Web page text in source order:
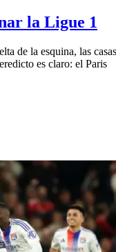
la Ligue 1
de la esquina, las casas
es claro: el Paris